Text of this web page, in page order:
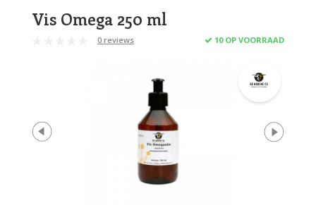
Vis Omega 250 ml
0 reviews 10 OP VOORRAAD